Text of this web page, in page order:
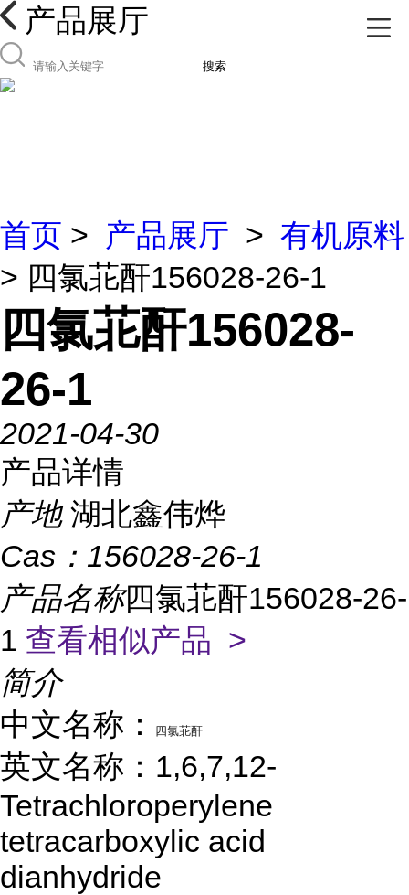
产品展厅
搜索
首页 > 产品展厅 > 有机原料
> 四氯苝酐156028-26-1
四氯苝酐156028-
26-1
2021-04-30
产品详情
产地 湖北鑫伟烨
Cas： 156028-26-1
产品名称四氯苝酐156028-26-
1 查看相似产品 >
简介
中文名称：
四氯苝酐
英文名称：1,6,7,12-
Tetrachloroperylene
tetracarboxylic acid
dianhydride